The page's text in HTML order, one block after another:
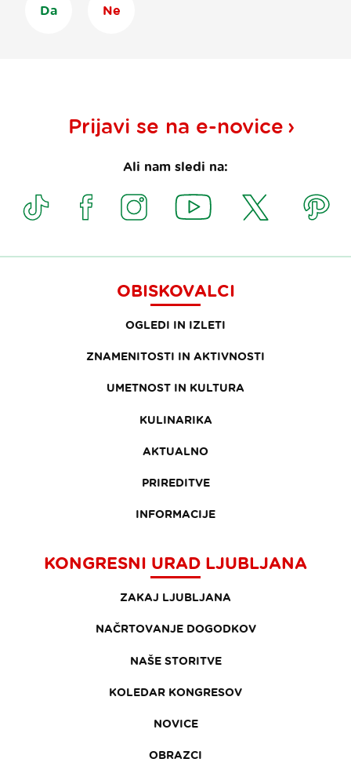
Da Ne
Prijavi se na e-novice
Ali nam sledi na:
OBISKOVALCI
OGLEDI IN IZLETI
ZNAMENITOSTI IN AKTIVNOSTI
UMETNOST IN KULTURA
KULINARIKA
AKTUALNO
PRIREDITVE
INFORMACIJE
KONGRESNI URAD LJUBLJANA
ZAKAJ LJUBLJANA
NAČRTOVANJE DOGODKOV
NAŠE STORITVE
KOLEDAR KONGRESOV
NOVICE
OBRAZCI